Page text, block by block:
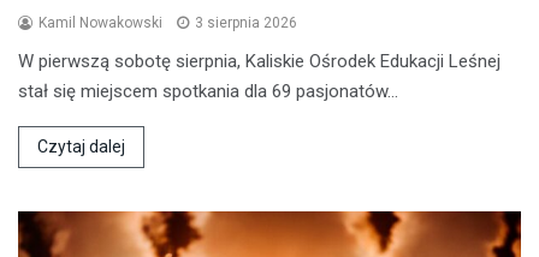
Kamil Nowakowski 3 sierpnia 2026
W pierwszą sobotę sierpnia, Kaliskie Ośrodek Edukacji Leśnej
stał się miejscem spotkania dla 69 pasjonatów…
Czytaj dalej